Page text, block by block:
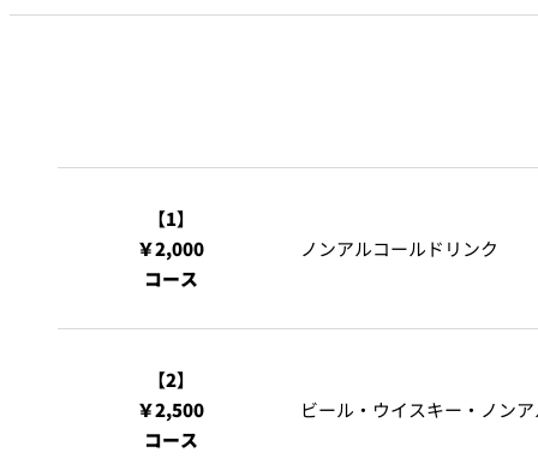
【1】
￥2,000
コース
ノンアルコールドリンク
【2】
￥2,500
コース
ビール・ウイスキー・ノン